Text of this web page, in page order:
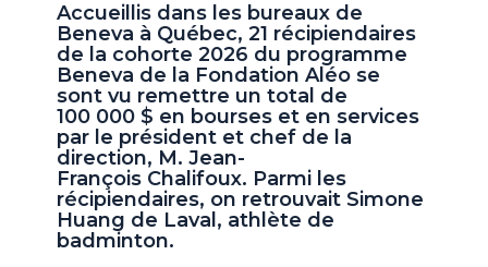
Accueillis dans les bureaux de
Beneva à Québec, 21 récipiendaires
de la cohorte 2026 du programme
Beneva de la Fondation Aléo se
sont vu remettre un total de
100 000 $ en bourses et en services
par le président et chef de la
direction, M. Jean-
François Chalifoux. Parmi les
récipiendaires, on retrouvait Simone
Huang de Laval, athlète de
badminton.